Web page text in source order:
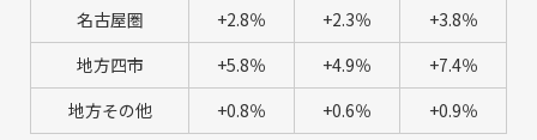
名古屋圏 +2.8％ +2.3％
+3.8％
地方四市
+5.8％ +4.9％
+7.4％
地方その他
+0.8％ +0.6％ +0.9％